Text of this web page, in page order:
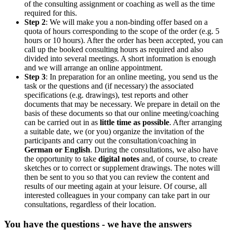
of the consulting assignment or coaching as well as the time
required for this.
Step 2: We will make you a non-binding offer based on a
quota of hours corresponding to the scope of the order (e.g. 5
hours or 10 hours). After the order has been accepted, you can
call up the booked consulting hours as required and also
divided into several meetings. A short information is enough
and we will arrange an online appointment.
Step 3: In preparation for an online meeting, you send us the
task or the questions and (if necessary) the associated
specifications (e.g. drawings), test reports and other
documents that may be necessary. We prepare in detail on the
basis of these documents so that our online meeting/coaching
can be carried out in as little time as possible. After arranging
a suitable date, we (or you) organize the invitation of the
participants and carry out the consultation/coaching in
German or English. During the consultations, we also have
the opportunity to take digital notes and, of course, to create
sketches or to correct or supplement drawings. The notes will
then be sent to you so that you can review the content and
results of our meeting again at your leisure. Of course, all
interested colleagues in your company can take part in our
consultations, regardless of their location.
You have the questions - we have the answers